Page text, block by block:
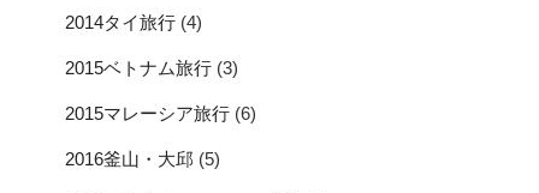
2014タイ旅行 (4)
2015ベトナム旅行 (3)
2015マレーシア旅行 (6)
2016釜山・大邱 (5)